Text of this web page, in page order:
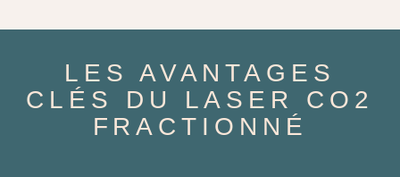
LES AVANTAGES
CLÉS DU LASER CO2
FRACTIONNÉ